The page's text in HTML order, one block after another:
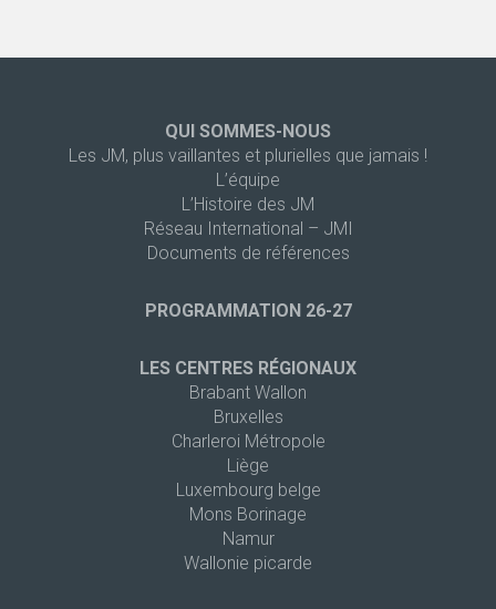
QUI SOMMES-NOUS
Les JM, plus vaillantes et plurielles que jamais !
L’équipe
L’Histoire des JM
Réseau International – JMI
Documents de références
PROGRAMMATION 26-27
LES CENTRES RÉGIONAUX
Brabant Wallon
Bruxelles
Charleroi Métropole
Liège
Luxembourg belge
Mons Borinage
Namur
Wallonie picarde